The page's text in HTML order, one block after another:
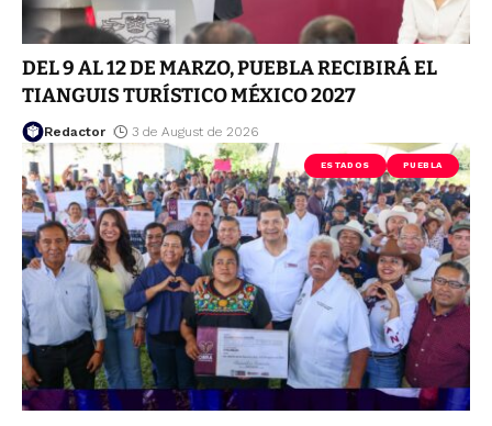
DEL 9 AL 12 DE MARZO, PUEBLA RECIBIRÁ EL
TIANGUIS TURÍSTICO MÉXICO 2027
Redactor 3 de August de 2026
ESTADOS PUEBLA